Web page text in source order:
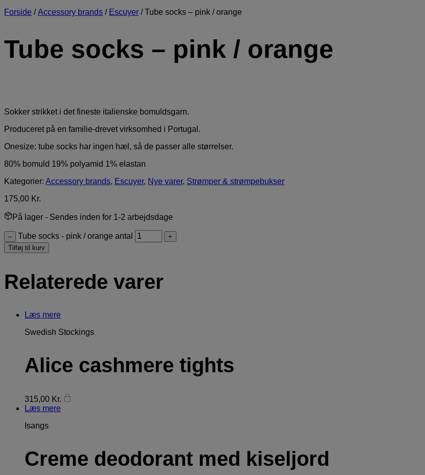
Forside /Accessory brands / Escuyer /Tube socks – pink / orange
Tube socks – pink / orange
Sokker strikket i det fineste italienske bomuldsgarn.
Produceret på en familie-drevet virksomhed i Portugal.
Onesize: tube socks har ingen hæl, så de passer alle størrelser.
80% bomuld 19% polyamid 1% elastan
Kategorier: Accessory brands, Escuyer, Nye varer, Strømper & strømpebukser
175,00 Kr.
På lager - Sendes inden for 1-2 arbejdsdage
– Tube socks - pink / orange antal
+
Tilføj til kurv
Relaterede varer
Læs mere
Swedish Stockings
Alice cashmere tights
315,00 Kr.
Læs mere
Isangs
Creme deodorant med kiseljord